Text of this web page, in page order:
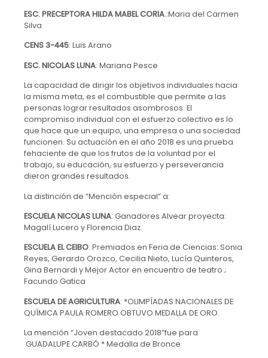
ESC. PRECEPTORA HILDA MABEL CORIA.:Maria del Carmen
Silva
CENS 3-445: Luis Arano
ESC. NICOLAS LUNA: Mariana Pesce
La capacidad de dirigir los objetivos individuales hacia
la misma meta, es el combustible que permite a las
personas lograr resultados asombrosos. El
compromiso individual con el esfuerzo colectivo es lo
que hace que un equipo, una empresa o una sociedad
funcionen. Su actuación en el año 2018 es una prueba
fehaciente de que los frutos de la voluntad por el
trabajo, su educación, su esfuerzo y perseverancia
dieron grandes resultados.
La distinción de “Mención especial” a:
ESCUELA NICOLAS LUNA: Ganadores Alvear proyecta:
Magalí Lucero y Florencia Diaz.
ESCUELA EL CEIBO: Premiados en Feria de Ciencias: Sonia
Reyes, Gerardo Orozco, Cecilia Nieto, Lucía Quinteros,
Gina Bernardi y Mejor Actor en encuentro de teatro ;
Facundo Gatica
ESCUELA DE AGRICULTURA: *OLIMPÍADAS NACIONALES DE
QUÍMICA PAULA ROMERO OBTUVO MEDALLA DE ORO.
La mención “Joven destacado 2018”fue para
GUADALUPE CARBÓ * Medalla de Bronce